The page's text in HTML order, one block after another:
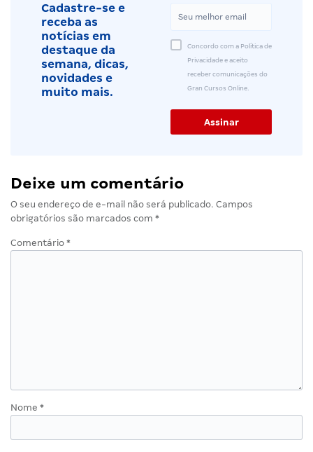
Cadastre-se e
receba as
notícias em
destaque da
semana, dicas,
novidades e
muito mais.
Concordo com a Política de
Privacidade e aceito
receber comunicações do
Gran Cursos Online.
Deixe um comentário
O seu endereço de e-mail não será publicado. Campos
obrigatórios são marcados com *
Comentário *
Nome *